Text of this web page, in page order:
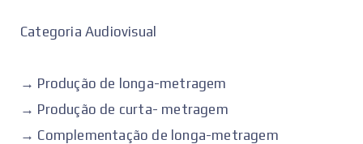
Categoria Audiovisual
→ Produção de longa-metragem
→ Produção de curta- metragem
→ Complementação de longa-metragem